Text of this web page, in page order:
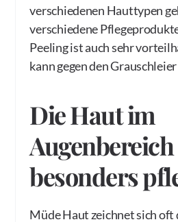
verschiedenen Hauttypen
verschiedene
Peeling ist auch sehr
kann gegen den
Die Haut im
Augenbereich
besonders
Müde Haut zeichnet sich oft